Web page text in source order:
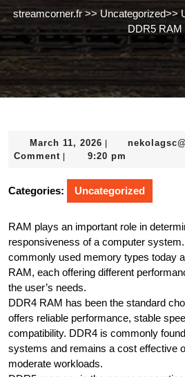
streamcorner.fr>> Uncategorized>>
DDR5 RAM
March 11, 2026 March
11,
Comment
9:20 pm
Categories: Uncategorized
RAM plays an important role in
responsiveness of a computer
commonly used memory types today
RAM, each offering different
the user’s needs.
DDR4 RAM has been the standard
offers reliable performance, stable
compatibility. DDR4 is commonly
systems and remains a cost effective
moderate workloads.